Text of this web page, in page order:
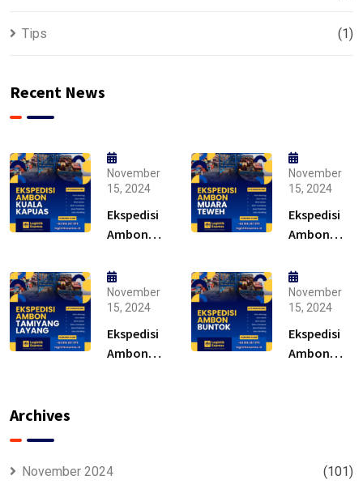
Tips (1)
Recent News
November
15, 2024
Ekspedisi
Ambon
Kapuas –
Solusi
November
15, 2024
Ekspedisi
Ambon
Teweh –
Solusi
November
15, 2024
Ekspedisi
Ambon
November
15, 2024
Ekspedisi
Ambon
Archives
November 2024 (101)